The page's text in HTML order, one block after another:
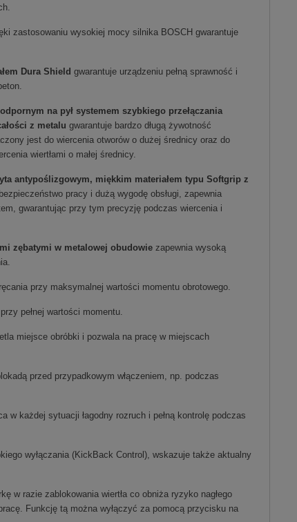
zastosowaniu wysokiej mocy silnika BOSCH gwarantuje
Dura Shield gwarantuje urządzeniu pełną sprawność i
na pył systemem szybkiego przełączania
z metalu gwarantuje bardzo długą żywotność
jest do wiercenia otworów o dużej średnicy oraz do
wiertłami o małej średnicy.
antypoślizgowym, miękkim materiałem typu Softgrip z
pracy i dużą wygodę obsługi, zapewnia
gwarantując przy tym precyzję podczas wiercenia i
zębatymi w metalowej obudowie zapewnia wysoką
przy maksymalnej wartości momentu obrotowego.
pełnej wartości momentu.
miejsce obróbki i pozwala na pracę w miejscach
przed przypadkowym włączeniem, np. podczas
w każdej sytuacji łagodny rozruch i pełną kontrolę podczas
wyłączania (KickBack Control), wskazuje także aktualny
w razie zablokowania wiertła co obniża ryzyko nagłego
Funkcję tą można wyłączyć za pomocą przycisku na